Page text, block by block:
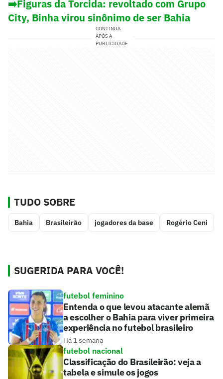
➡️Figuras da Torcida: revoltado com Grupo
City, Binha virou sinônimo de ser Bahia
CONTINUA
APÓS A
PUBLICIDADE
TUDO SOBRE
Bahia Brasileirão jogadores da base Rogério Ceni
SUGERIDA PARA VOCÊ!
futebol feminino
Entenda o que levou atacante alemã
a escolher o Bahia para viver primeira
experiência no futebol brasileiro
Há 1 semana
futebol nacional
Classificação do Brasileirão: veja a
tabela e simule os jogos